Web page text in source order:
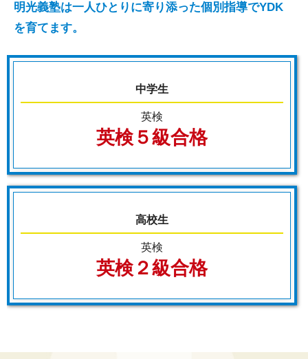
ら２か月で算数（上）の内容を終
小学６年生が５年算数を２０２５
年、昨年の冬に終了。
中学・高校生の実績も多数
〖門司港教室がこのような成果を出
①「何がわからないのか、わからな
い状況で勉強していません
か？
明光義塾は一人ひとりに寄り添った個別指導でYDK
を育てます。
中学生
英検
英検５級合格
高校生
英検
英検２級合格